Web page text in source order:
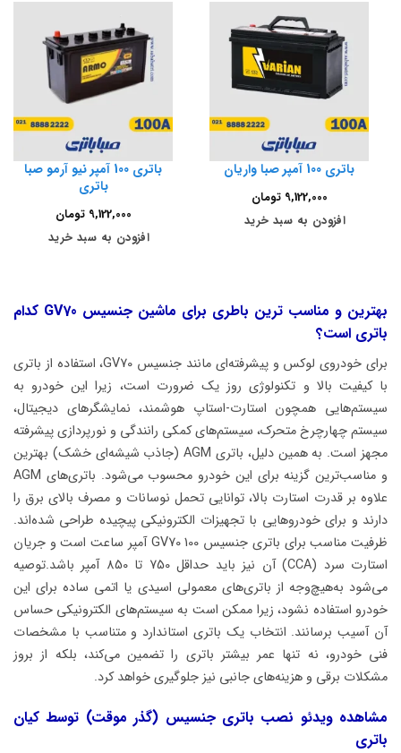
باتری 100 آمپر صبا واریان
9,122,000 تومان
افزودن به سبد خرید
باتری 100 آمپر نیو آرمو صبا
باتری
9,122,000 تومان
افزودن به سبد خرید
بهترین و مناسب ترین باطری برای ماشین جنسیس GV70
کدام
باتری است؟
برای خودروی لوکس و پیشرفته‌ای مانند جنسیس GV70، استفاده از باتری
با کیفیت بالا و تکنولوژی روز یک ضرورت است، زیرا این خودرو به
سیستم‌هایی همچون استارت-استاپ هوشمند، نمایشگرهای دیجیتال،
سیستم چهارچرخ متحرک، سیستم‌های کمکی رانندگی و نورپردازی پیشرفته
مجهز است. به همین دلیل، باتری AGM (جاذب شیشه‌ای خشک) بهترین
و مناسب‌ترین گزینه برای این خودرو محسوب می‌شود. باتری‌های AGM
علاوه بر قدرت استارت بالا، توانایی تحمل نوسانات و مصرف بالای برق را
دارند و برای خودروهایی با تجهیزات الکترونیکی پیچیده طراحی شده‌اند.
ظرفیت مناسب برای باتری جنسیس GV70 100 آمپر ساعت است و جریان
استارت سرد (CCA) آن نیز باید حداقل 750 تا 850 آمپر باشد.توصیه
می‌شود به‌هیچ‌وجه از باتری‌های معمولی اسیدی یا اتمی ساده برای این
خودرو استفاده نشود، زیرا ممکن است به سیستم‌های الکترونیکی حساس
آن آسیب برسانند. انتخاب یک باتری استاندارد و متناسب با مشخصات
فنی خودرو، نه تنها عمر بیشتر باتری را تضمین می‌کند، بلکه از بروز
مشکلات برقی و هزینه‌های جانبی نیز جلوگیری خواهد کرد.
مشاهده ویدئو نصب باتری جنسیس (گذر موقت) توسط کیان
باتری